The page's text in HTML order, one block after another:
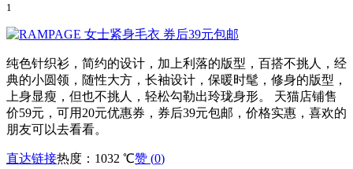
1
纯色针织衫，简约的设计，加上利落的版型，百搭不挑人，经
典的小圆领，随性大方，长袖设计，保暖时髦，修身的版型，
上身显瘦，但也不挑人，轻松勾勒出玲珑身形。 天猫店铺售
价59元，可用20元优惠券，券后39元包邮，价格实惠，喜欢的
朋友可以去看看。
直达链接热度：1032 ℃赞 (0)